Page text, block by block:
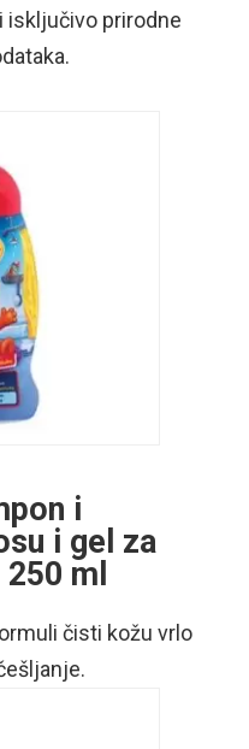
isključivo prirodne
i
i gel za
ml
čisti kožu vrlo